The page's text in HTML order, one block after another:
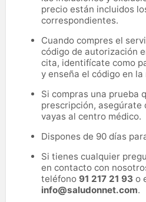
precio están incluidos
correspondientes.
Cuando compres el
código de autorización
cita, identifícate como
y enseña el código en la
Si compras una prueba
prescripción, asegúrate
vayas al centro médico.
Dispones de 90 días
Si tienes cualquier
en contacto con
teléfono 91 217 21 93 o
info@saludonnet.com.